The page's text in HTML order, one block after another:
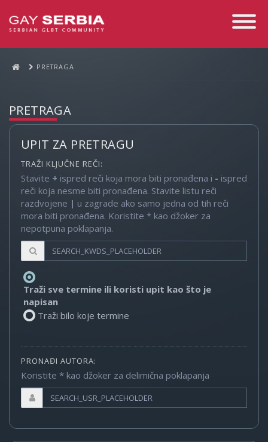
Toggle
PRETRAGA
PRETRAGA
UPIT ZA PRETRAGU
TRAŽI KLJUČNE REČI:
Stavite + ispred reči koja mora biti pronađena i - ispred
reči koja nesme biti pronađena. Stavite listu reči
razdvojene | u zagrade ako samo jedna od tih reči
mora biti pronađena. Koristite * kao džoker za
nepotpuna poklapanja.
Traži sve termine ili koristi upit kao što je
napisan
Traži bilo koje termine
PRONAĐI AUTORA:
Koristite * kao džoker za delimična poklapanja